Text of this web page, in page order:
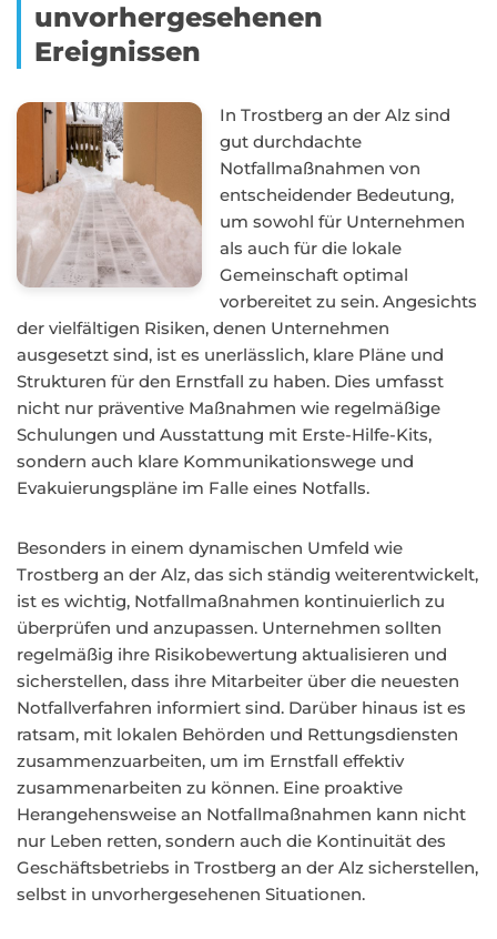
unvorhergesehenen
Ereignissen
In Trostberg an der Alz sind
gut durchdachte
Notfallmaßnahmen von
entscheidender Bedeutung,
um sowohl für Unternehmen
als auch für die lokale
Gemeinschaft optimal
vorbereitet zu sein. Angesichts
der vielfältigen Risiken, denen Unternehmen
ausgesetzt sind, ist es unerlässlich, klare Pläne und
Strukturen für den Ernstfall zu haben. Dies umfasst
nicht nur präventive Maßnahmen wie regelmäßige
Schulungen und Ausstattung mit Erste-Hilfe-Kits,
sondern auch klare Kommunikationswege und
Evakuierungspläne im Falle eines Notfalls.
Besonders in einem dynamischen Umfeld wie
Trostberg an der Alz, das sich ständig weiterentwickelt,
ist es wichtig, Notfallmaßnahmen kontinuierlich zu
überprüfen und anzupassen. Unternehmen sollten
regelmäßig ihre Risikobewertung aktualisieren und
sicherstellen, dass ihre Mitarbeiter über die neuesten
Notfallverfahren informiert sind. Darüber hinaus ist es
ratsam, mit lokalen Behörden und Rettungsdiensten
zusammenzuarbeiten, um im Ernstfall effektiv
zusammenarbeiten zu können. Eine proaktive
Herangehensweise an Notfallmaßnahmen kann nicht
nur Leben retten, sondern auch die Kontinuität des
Geschäftsbetriebs in Trostberg an der Alz sicherstellen,
selbst in unvorhergesehenen Situationen.